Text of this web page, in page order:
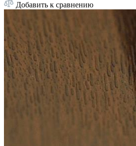
Добавить к сравнению